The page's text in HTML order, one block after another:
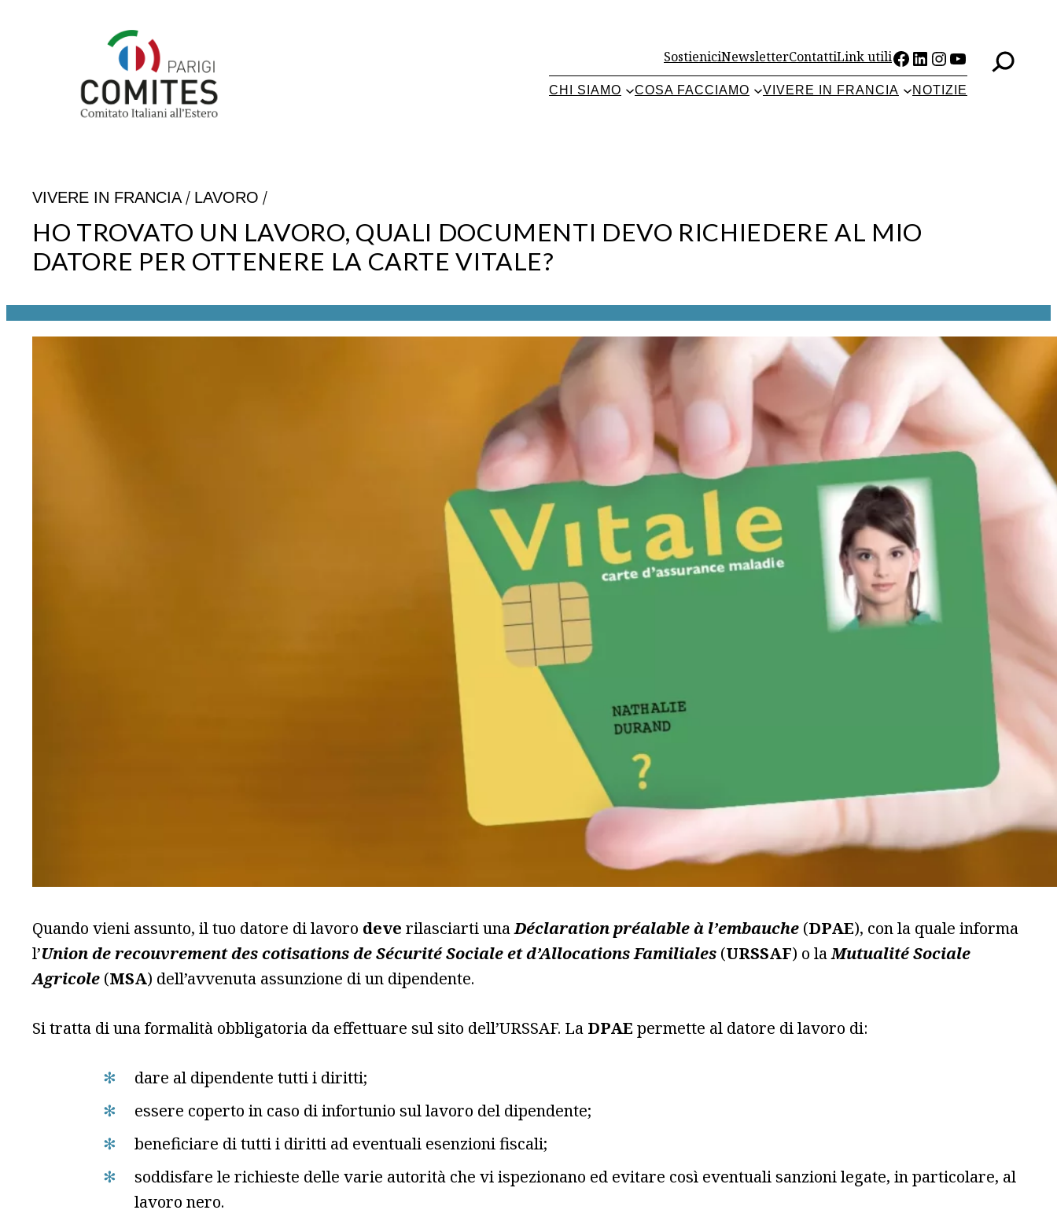
SostieniciNewsletterContattiLink utiliFacebook
LinkedIn
Instagram
YouTube
CHI SIAMO COSA FACCIAMO VIVERE IN FRANCIA NOTIZIE
VIVERE IN FRANCIA/ LAVORO /
HO TROVATO UN LAVORO, QUALI DOCUMENTI DEVO RICHIEDERE AL MIO
DATORE PER OTTENERE LA CARTE VITALE?
Quando vieni assunto, il tuo datore di lavoro deve rilasciarti unaDéclaration préalable à l’embauche (DPAE), con la quale informa
l’Union de recouvrement des cotisations de Sécurité Sociale et d’Allocations Familiales (URSSAF) o laMutualité Sociale
Agricole (MSA) dell’avvenuta assunzione di un dipendente.
Si tratta di una formalità obbligatoria da effettuare sul sito dell’URSSAF. La DPAE permette al datore di lavoro di:
dare al dipendente tutti i diritti;
essere coperto in caso di infortunio sul lavoro del dipendente;
beneficiare di tutti i diritti ad eventuali esenzioni fiscali;
soddisfare le richieste delle varie autorità che vi ispezionano ed evitare così eventuali sanzioni legate, in particolare, al
lavoro nero.